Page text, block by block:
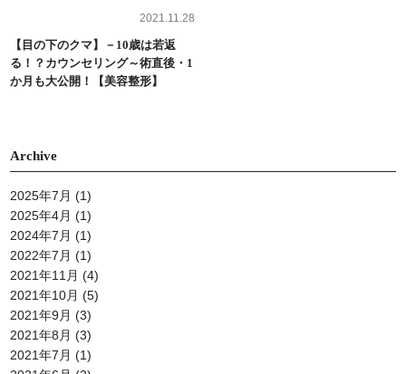
2021.11.28
【目の下のクマ】－10歳は若返
る！？カウンセリング～術直後・1
か月も大公開！【美容整形】
Archive
2025年7月 (1)
2025年4月 (1)
2024年7月 (1)
2022年7月 (1)
2021年11月 (4)
2021年10月 (5)
2021年9月 (3)
2021年8月 (3)
2021年7月 (1)